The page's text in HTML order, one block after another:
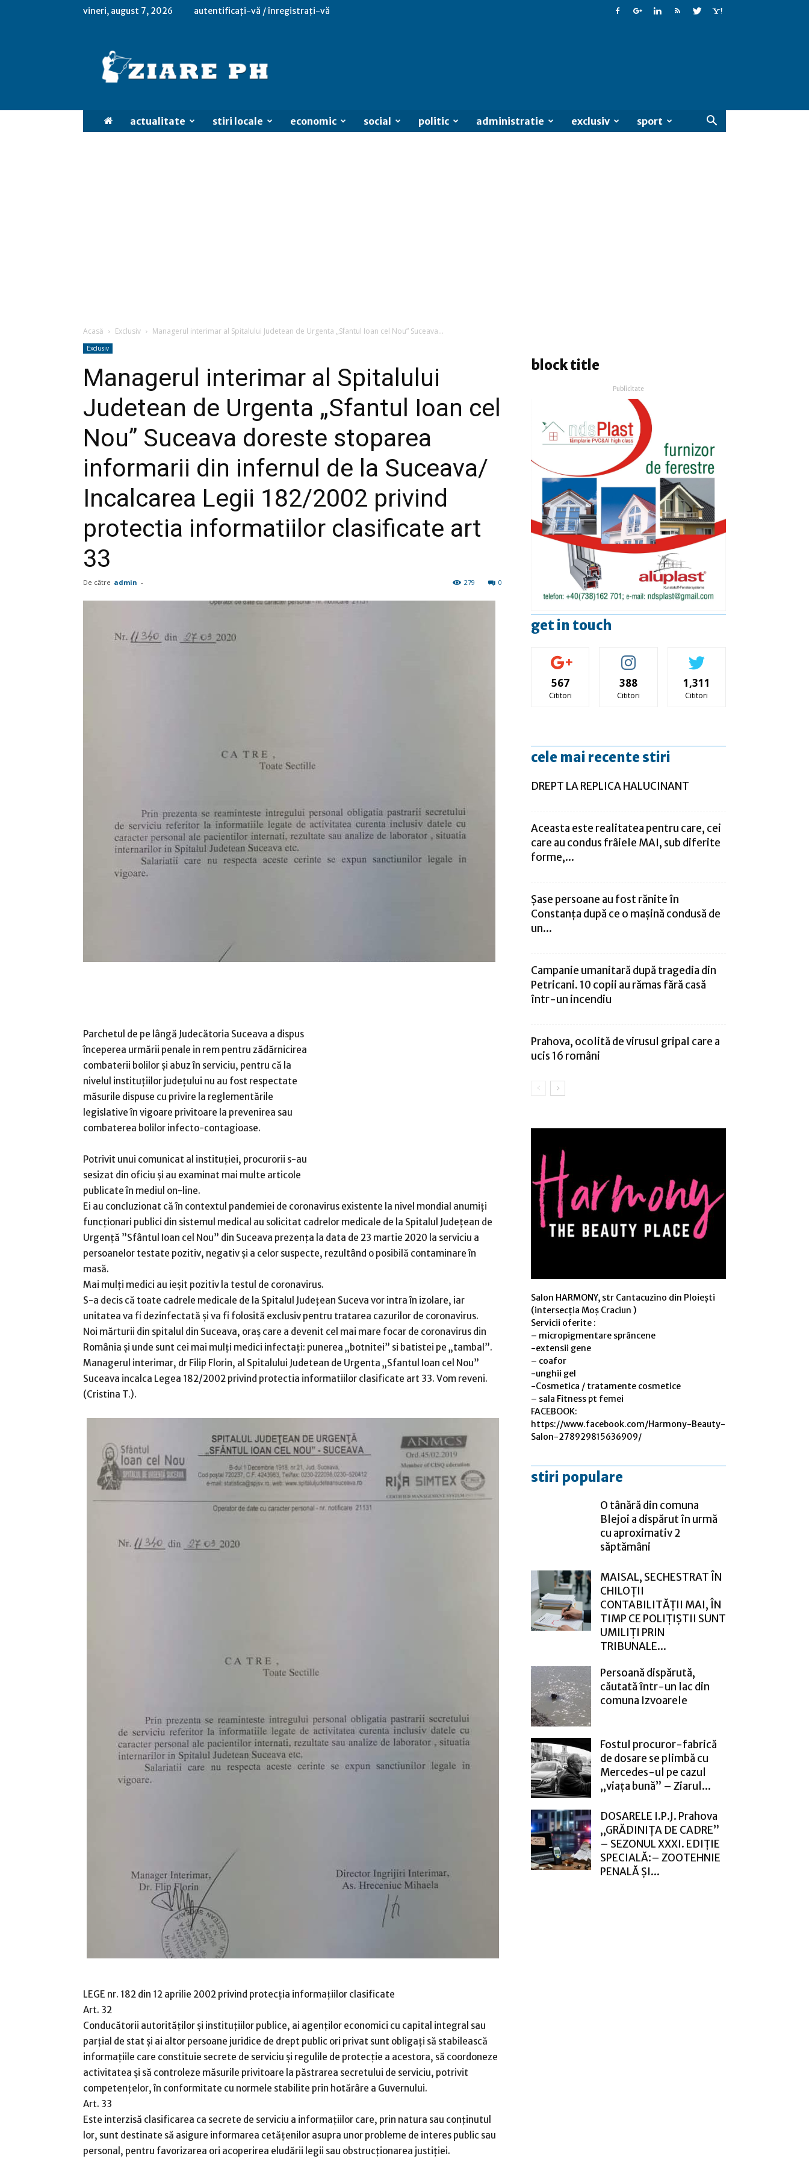
vineri, august 7, 2026 autentificați-vă / înregistrați-vă
actualitate stiri locale economic social politic administratie exclusiv sport
Acasă Exclusiv Managerul interimar al Spitalului Judetean de Urgenta „Sfantul Ioan cel Nou” Suceava...
Exclusiv
Managerul interimar al Spitalului
Judetean de Urgenta „Sfantul Ioan cel
Nou” Suceava doreste stoparea
informarii din infernul de la Suceava/
Incalcarea Legii 182/2002 privind
protectia informatiilor clasificate art
33
De către admin - 0
279
Parchetul de pe lângă Judecătoria Suceava a dispus
începerea urmării penale in rem pentru zădărnicirea
combaterii bolilor şi abuz în serviciu, pentru că la
nivelul instituţiilor judeţului nu au fost respectate
măsurile dispuse cu privire la reglementările
legislative în vigoare privitoare la prevenirea sau
combaterea bolilor infecto-contagioase.
Potrivit unui comunicat al instituţiei, procurorii s-au
sesizat din oficiu şi au examinat mai multe articole
publicate în mediul on-line.
Ei au concluzionat că în contextul pandemiei de coronavirus existente la nivel mondial anumiţi
funcţionari publici din sistemul medical au solicitat cadrelor medicale de la Spitalul Judeţean de
Urgenţă ”Sfântul Ioan cel Nou” din Suceava prezenţa la data de 23 martie 2020 la serviciu a
persoanelor testate pozitiv, negativ şi a celor suspecte, rezultând o posibilă contaminare în
masă.
Mai mulţi medici au ieşit pozitiv la testul de coronavirus.
S-a decis că toate cadrele medicale de la Spitalul Judeţean Suceva vor intra în izolare, iar
unitatea va fi dezinfectată şi va fi folosită exclusiv pentru tratarea cazurilor de coronavirus.
Noi mărturii din spitalul din Suceava, oraș care a devenit cel mai mare focar de coronavirus din
România și unde sunt cei mai mulți medici infectați: punerea „botnitei” si batistei pe „tambal”.
Managerul interimar, dr Filip Florin, al Spitalului Judetean de Urgenta „Sfantul Ioan cel Nou”
Suceava incalca Legea 182/2002 privind protectia informatiilor clasificate art 33. Vom reveni.
(Cristina T.).
LEGE nr. 182 din 12 aprilie 2002 privind protecţia informaţiilor clasificate
Art. 32
Conducătorii autorităţilor şi instituţiilor publice, ai agenţilor economici cu capital integral sau
parţial de stat şi ai altor persoane juridice de drept public ori privat sunt obligaţi să stabilească
informaţiile care constituie secrete de serviciu şi regulile de protecţie a acestora, să coordoneze
activitatea şi să controleze măsurile privitoare la păstrarea secretului de serviciu, potrivit
competenţelor, în conformitate cu normele stabilite prin hotărâre a Guvernului.
Art. 33
Este interzisă clasificarea ca secrete de serviciu a informaţiilor care, prin natura sau conţinutul
lor, sunt destinate să asigure informarea cetăţenilor asupra unor probleme de interes public sau
personal, pentru favorizarea ori acoperirea eludării legii sau obstrucţionarea justiţiei.
block title
Publicitate
get in touch
567
Cititori
388
Cititori
1,311
Cititori
cele mai recente stiri
DREPT LA REPLICA HALUCINANT
Aceasta este realitatea pentru care, cei
care au condus frâiele MAI, sub diferite
forme,...
Şase persoane au fost rănite în
Constanţa după ce o maşină condusă de
un...
Campanie umanitară după tragedia din
Petricani. 10 copii au rămas fără casă
într-un incendiu
Prahova, ocolită de virusul gripal care a
ucis 16 români
Salon HARMONY, str Cantacuzino din Ploiești
(intersecția Moș Craciun )
Servicii oferite :
– micropigmentare sprâncene
-extensii gene
– coafor
-unghii gel
-Cosmetica / tratamente cosmetice
– sala Fitness pt femei
FACEBOOK:
https://www.facebook.com/Harmony-Beauty-
Salon-278929815636909/
stiri populare
O tânără din comuna
Blejoi a dispărut în urmă
cu aproximativ 2
săptămâni
MAISAL, SECHESTRAT ÎN
CHILOȚII
CONTABILITĂȚII MAI, ÎN
TIMP CE POLIȚIȘTII SUNT
UMILIȚI PRIN
TRIBUNALE...
Persoană dispărută,
căutată într-un lac din
comuna Izvoarele
Fostul procuror-fabrică
de dosare se plimbă cu
Mercedes-ul pe cazul
„viața bună” – Ziarul...
DOSARELE I.P.J. Prahova
„GRĂDINIȚA DE CADRE”
– SEZONUL XXXI. EDIȚIE
SPECIALĂ:– ZOOTEHNIE
PENALĂ ȘI...